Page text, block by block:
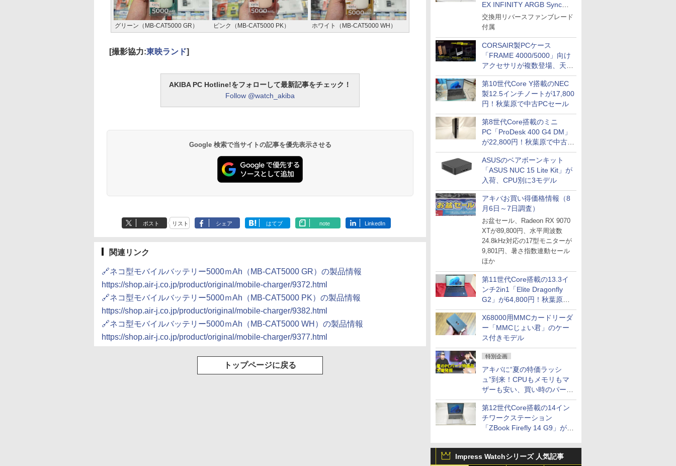
EX INFINITY ARGB Sync」
に単品パッケージ
交換用リバースファンブレード
付属
CORSAIR製PCケース
「FRAME 4000/5000」向け
アクセサリが複数登場、天然
木製パネルや背面コネクタ対
応トレイなど
第10世代Core Y搭載のNEC
製12.5インチノートが17,800
円！秋葉原で中古PCセール
第8世代Core搭載のミニ
PC「ProDesk 400 G4 DM」
が22,800円！秋葉原で中古
PCセール
ASUSのベアボーンキット
「ASUS NUC 15 Lite Kit」が
入荷、CPU別に3モデル
アキバお買い得価格情報（8
月6日～7日調査）
お盆セール、Radeon RX 9070
XTが89,800円、水平周波数
24.8kHz対応の17型モニターが
9,801円、暑さ指数連動セール
ほか
第11世代Core搭載の13.3イ
ンチ2in1「Elite Dragonfly
G2」が64,800円！秋葉原で
中古PCセール
X68000用MMCカードリーダ
ー「MMCじょい君」のケー
ス付きモデル
特別企画
アキバに“夏の特価ラッシ
ュ”到来！CPUもメモリもマ
ザーも安い、買い時のパーツ
は？【8月7日(金)22時配信】
第12世代Core搭載の14イン
チワークステーション
「ZBook Firefly 14 G9」が
セール
Impress Watchシリーズ 人気記事
グリーン（MB-CAT5000 GR） ピンク（MB-CAT5000 PK） ホワイト（MB-CAT5000 WH）
[撮影協力:東映ランド]
AKIBA PC Hotline!をフォローして最新記事をチェック！
Follow @watch_akiba
Google 検索で当サイトの記事を優先表示させる
ポスト リスト シェア はてブ note LinkedIn
関連リンク
🔗ネコ型モバイルバッテリー5000ｍAh（MB-CAT5000 GR）の製品情報
https://shop.air-j.co.jp/product/original/mobile-charger/9372.html
🔗ネコ型モバイルバッテリー5000ｍAh（MB-CAT5000 PK）の製品情報
https://shop.air-j.co.jp/product/original/mobile-charger/9382.html
🔗ネコ型モバイルバッテリー5000ｍAh（MB-CAT5000 WH）の製品情報
https://shop.air-j.co.jp/product/original/mobile-charger/9377.html
トップページに戻る